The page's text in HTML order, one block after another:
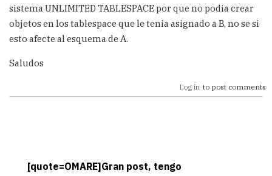
sistema UNLIMITED TABLESPACE por que no podia crear
objetos en los tablespace que le tenia asignado a B, no se si
esto afecte al esquema de A.
Saludos
Log in to post comments
[quote=OMARE]Gran post, tengo